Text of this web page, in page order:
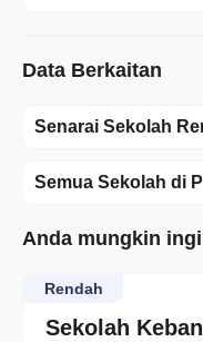
Data Berkaitan
Senarai Sekolah
Semua Sekolah di
Anda mungkin
Sekolah
Rendah